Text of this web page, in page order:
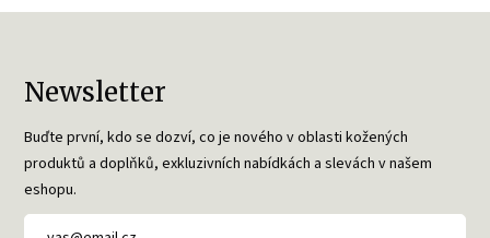
Newsletter
Buďte první, kdo se dozví, co je nového v oblasti kožených
produktů a doplňků, exkluzivních nabídkách a slevách v našem
eshopu.